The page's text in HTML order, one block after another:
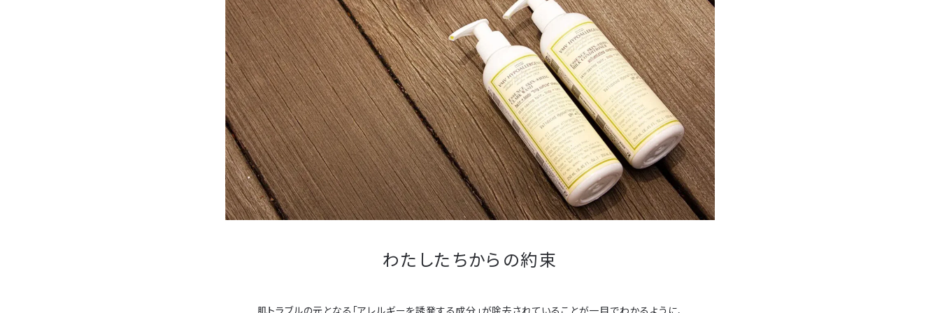
わたしたちからの約束
肌トラブルの元となる「アレルギーを誘発する成分」が除去されていることが一目でわかるように、